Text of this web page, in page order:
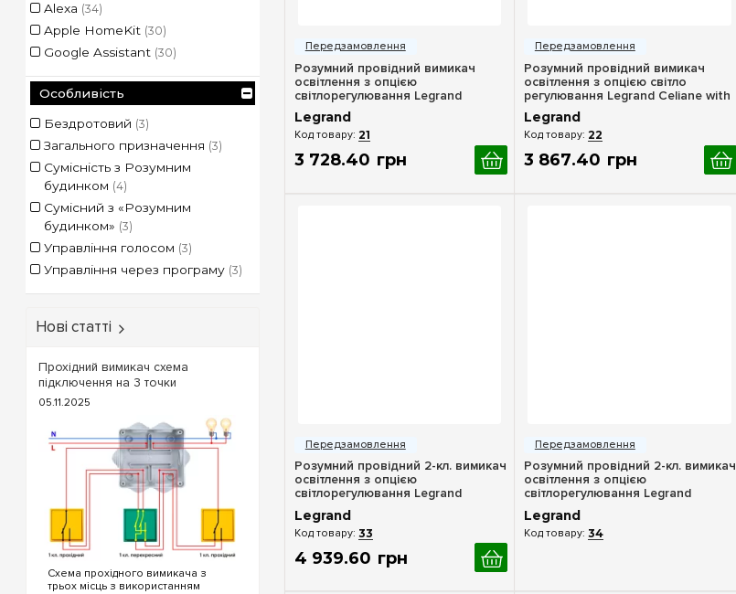
Розумний провідний вимикач
освітлення з опцією
світлорегулювання Legrand
Celiane with Netatmo 067721,
білий
Legrand
21
3 728.40 грн
Розумний провідний вимикач
освітлення з опцією світло
регулювання Legrand Celiane with
Netatmo 067771, титан
Legrand
22
3 867.40 грн
Розумний провідний 2-кл. вимикач
освітлення з опцією
світлорегулювання Legrand
Celiane with Netatmo 067772,
титан
Legrand
33
4 939.60 грн
Розумний провідний 2-кл. вимикач
освітлення з опцією
світлорегулювання Legrand
Celiane with Netatmo 064892,
графіт
Legrand
34
Alexa (34)
Apple HomeKit (30)
Google Assistant (30)
Особливість
Бездротовий (3)
Загального призначення (3)
Сумісність з Розумним
будинком (4)
Сумісний з «Розумним
будинком» (3)
Управління голосом (3)
Управління через програму (3)
Нові статті
Прохідний вимикач схема
підключення на 3 точки
05.11.2025
Схема прохідного вимикача з
трьох місць з використанням